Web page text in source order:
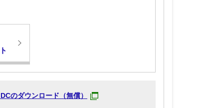
のダウンロード（無償）